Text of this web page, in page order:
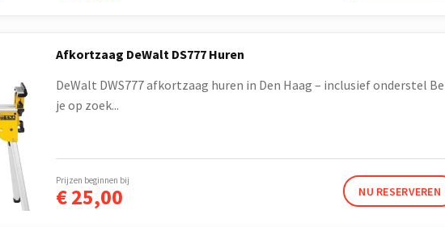
Afkortzaag DeWalt DS777 Huren
DeWalt DWS777 afkortzaag huren in Den Haag – inclusief onderstel
je op zoek...
€25,00
Prijzen beginnen bij
NU RESERVEREN